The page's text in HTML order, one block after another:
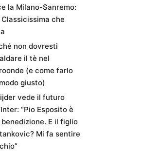
la Milano-Sanremo:
Classicissima che
non dovresti
il tè nel
(e come farlo
giusto)
vede il futuro
“Pio Esposito è
benedizione. E il figlio
Mi fa sentire